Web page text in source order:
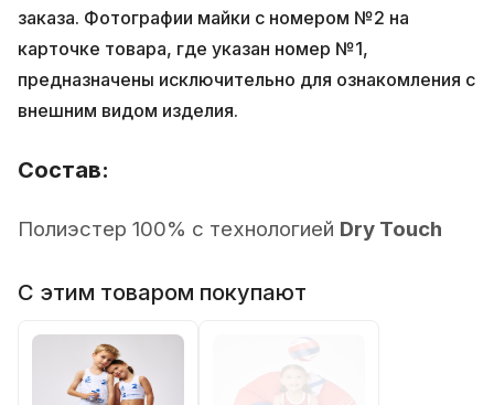
заказа. Фотографии майки с номером №2 на
карточке товара, где указан номер №1,
предназначены исключительно для ознакомления с
внешним видом изделия.
Состав:
Полиэстер 100% с технологией Dry Touch
С этим товаром покупают